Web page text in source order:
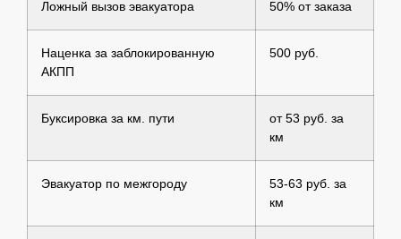
Ложный вызов эвакуатора 50% от заказа
Наценка за заблокированную
АКПП
500 руб.
Буксировка за км. пути
от 53 руб. за
км
Эвакуатор по межгороду
53-63 руб. за
км